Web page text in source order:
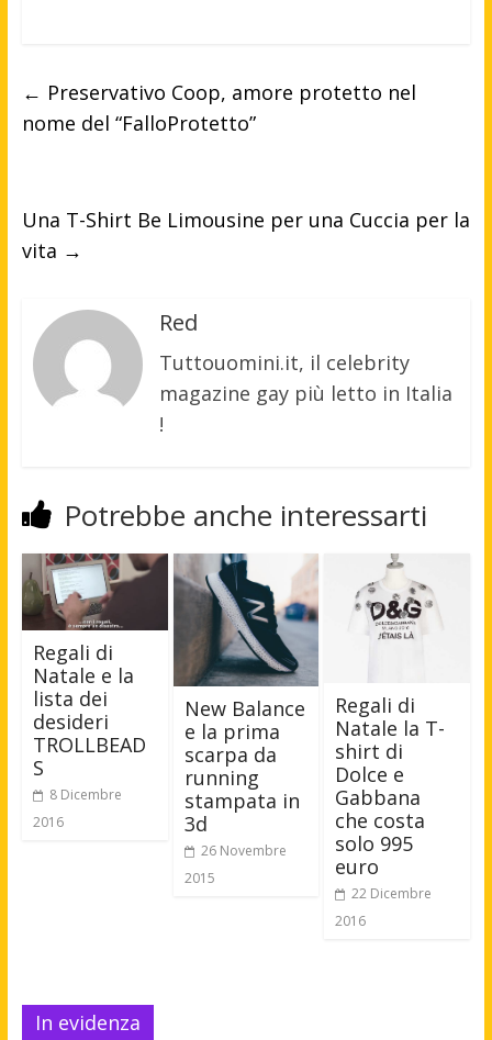
← Preservativo Coop, amore protetto nel
nome del “FalloProtetto”
Una T-Shirt Be Limousine per una Cuccia per la
vita →
Red
Tuttouomini.it, il celebrity
magazine gay più letto in Italia
!
Potrebbe anche interessarti
Regali di
Natale e la
lista dei
desideri
TROLLBEAD
S
8 Dicembre
2016
New Balance
e la prima
scarpa da
running
stampata in
3d
26 Novembre
2015
Regali di
Natale la T-
shirt di
Dolce e
Gabbana
che costa
solo 995
euro
22 Dicembre
2016
In evidenza